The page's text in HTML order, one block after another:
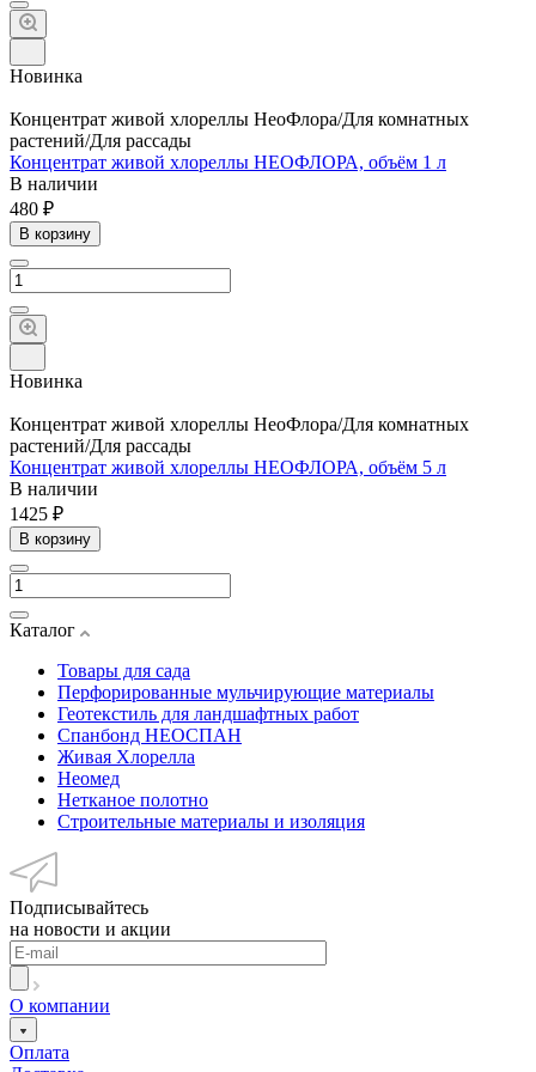
Новинка
Концентрат живой хлореллы НеоФлора/Для комнатных
растений/Для рассады
Концентрат живой хлореллы НЕОФЛОРА, объём 1 л
В наличии
480 ₽
В корзину
Новинка
Концентрат живой хлореллы НеоФлора/Для комнатных
растений/Для рассады
Концентрат живой хлореллы НЕОФЛОРА, объём 5 л
В наличии
1425 ₽
В корзину
Каталог
Товары для сада
Перфорированные мульчирующие материалы
Геотекстиль для ландшафтных работ
Спанбонд НЕОСПАН
Живая Хлорелла
Нeомед
Нетканое полотно
Строительные материалы и изоляция
Подписывайтесь
на новости и акции
О компании
Оплата